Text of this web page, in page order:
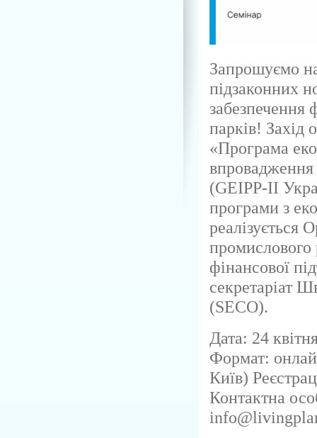
Запрошуємо
підзаконних
забезпечення
парків! Захід
«Програма
впровадження
(GEIPP-II
програми з
реалізується
промислового
фінансової
секретаріат
(SECO).
Дата: 24
Формат:
Київ)
Контактна